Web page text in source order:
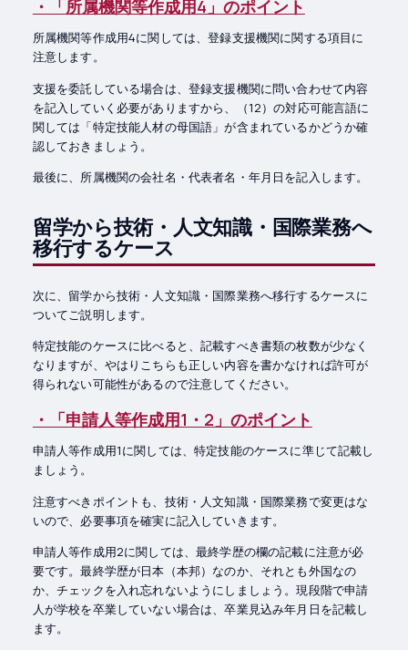
・「所属機関等作成用4」のポイント
所属機関等作成用4に関しては、登録支援機関に関する項目に
注意します。
支援を委託している場合は、登録支援機関に問い合わせて内容
を記入していく必要がありますから、（12）の対応可能言語に
関しては「特定技能人材の母国語」が含まれているかどうか確
認しておきましょう。
最後に、所属機関の会社名・代表者名・年月日を記入します。
留学から技術・人文知識・国際業務へ
移行するケース
次に、留学から技術・人文知識・国際業務へ移行するケースに
ついてご説明します。
特定技能のケースに比べると、記載すべき書類の枚数が少なく
なりますが、やはりこちらも正しい内容を書かなければ許可が
得られない可能性があるので注意してください。
・「申請人等作成用1・2」のポイント
申請人等作成用1に関しては、特定技能のケースに準じて記載し
ましょう。
注意すべきポイントも、技術・人文知識・国際業務で変更はな
いので、必要事項を確実に記入していきます。
申請人等作成用2に関しては、最終学歴の欄の記載に注意が必
要です。最終学歴が日本（本邦）なのか、それとも外国なの
か、チェックを入れ忘れないようにしましょう。現段階で申請
人が学校を卒業していない場合は、卒業見込み年月日を記載し
ます。